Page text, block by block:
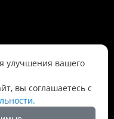
Фушунь,
улучшения вашего
вы соглашаетесь с